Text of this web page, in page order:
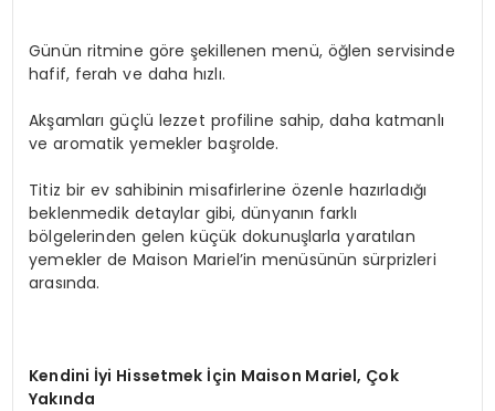
Günün ritmine göre şekillenen menü, öğlen servisinde
hafif, ferah ve daha hızlı.
Akşamları güçlü lezzet profiline sahip, daha katmanlı
ve aromatik yemekler başrolde.
Titiz bir ev sahibinin misafirlerine özenle hazırladığı
beklenmedik detaylar gibi, dünyanın farklı
bölgelerinden gelen küçük dokunuşlarla yaratılan
yemekler de Maison Mariel’in menüsünün sürprizleri
arasında.
Kendini İyi Hissetmek İçin Maison Mariel, Çok
Yakında